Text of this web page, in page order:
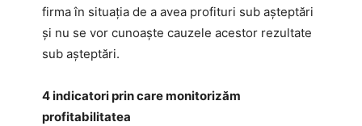
firma în situația de a avea profituri sub așteptări
și nu se vor cunoaște cauzele acestor rezultate
sub așteptări.
4 indicatori prin care monitorizăm
profitabilitatea